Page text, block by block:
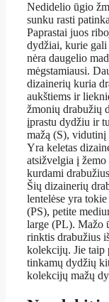
Nedidelio ūgio
sunku rasti
Paprastai juos
dydžiai, kurie
nėra daugelio
mėgstamiausi.
dizainerių kuria
aukštiems ir
žmonių drabužių
įprastu dydžiu ir
mažą (S),
Yra keletas
atsižvelgia į
kurdami
Šių dizainerių
lentelėse yra
(PS), petite
large (PL). Mažo
rinktis drabužius
kolekcijų. Jie taip
tinkamų dydžių
kolekcijų mažų